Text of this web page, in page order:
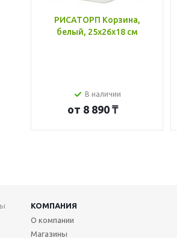
РИСАТОРП Корзина,
белый, 25x26x18 см
В наличии
от 8 890 ₸
КОМПАНИЯ
О компании
Магазины